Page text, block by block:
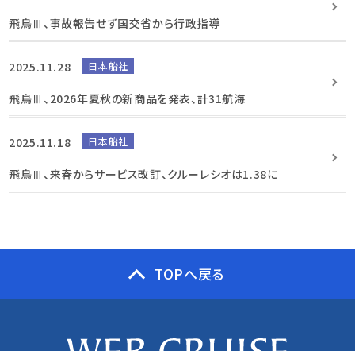
飛鳥Ⅲ、事故報告せず国交省から行政指導
2025.11.28 日本船社
飛鳥Ⅲ、2026年夏秋の新商品を発表、計31航海
2025.11.18 日本船社
飛鳥Ⅲ、来春からサービス改訂、クルーレシオは1.38に
TOPへ戻る